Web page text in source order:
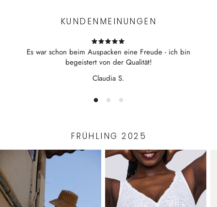
KUNDENMEINUNGEN
Es war schon beim Auspacken eine Freude - ich bin
begeistert von der Qualität!
Claudia S.
FRÜHLING 2025